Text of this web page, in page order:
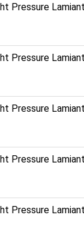
Pressure
Pressure
Pressure
Pressure
Pressure